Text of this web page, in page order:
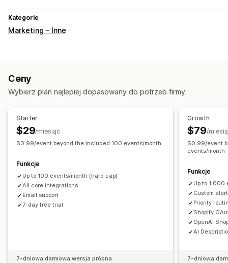
Kategorie
Marketing – Inne
Ceny
Wybierz plan najlepiej dopasowany do potrzeb firmy.
Starter
$29/miesiąc
$0.99/event beyond the included 100 events/month
Funkcje
Up to 100 events/month (hard cap)
All core integrations
Email support
7-day free trial
7-dniowa darmowa wersja próbna
Growth
$79/
$0.99/event
events/month
Funkcje
Up to 1,000
Custom
Priority
Shopify
OpenAI
AI
7-dniowa